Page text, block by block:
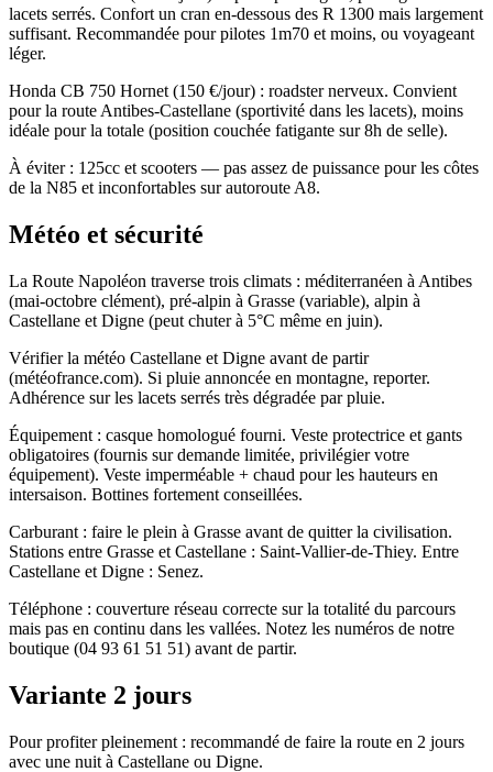
lacets serrés. Confort un cran en-dessous des R 1300 mais largement
suffisant. Recommandée pour pilotes 1m70 et moins, ou voyageant
léger.
Honda CB 750 Hornet (150 €/jour) : roadster nerveux. Convient
pour la route Antibes-Castellane (sportivité dans les lacets), moins
idéale pour la totale (position couchée fatigante sur 8h de selle).
À éviter : 125cc et scooters — pas assez de puissance pour les côtes
de la N85 et inconfortables sur autoroute A8.
Météo et sécurité
La Route Napoléon traverse trois climats : méditerranéen à Antibes
(mai-octobre clément), pré-alpin à Grasse (variable), alpin à
Castellane et Digne (peut chuter à 5°C même en juin).
Vérifier la météo Castellane et Digne avant de partir
(météofrance.com). Si pluie annoncée en montagne, reporter.
Adhérence sur les lacets serrés très dégradée par pluie.
Équipement : casque homologué fourni. Veste protectrice et gants
obligatoires (fournis sur demande limitée, privilégier votre
équipement). Veste imperméable + chaud pour les hauteurs en
intersaison. Bottines fortement conseillées.
Carburant : faire le plein à Grasse avant de quitter la civilisation.
Stations entre Grasse et Castellane : Saint-Vallier-de-Thiey. Entre
Castellane et Digne : Senez.
Téléphone : couverture réseau correcte sur la totalité du parcours
mais pas en continu dans les vallées. Notez les numéros de notre
boutique (04 93 61 51 51) avant de partir.
Variante 2 jours
Pour profiter pleinement : recommandé de faire la route en 2 jours
avec une nuit à Castellane ou Digne.